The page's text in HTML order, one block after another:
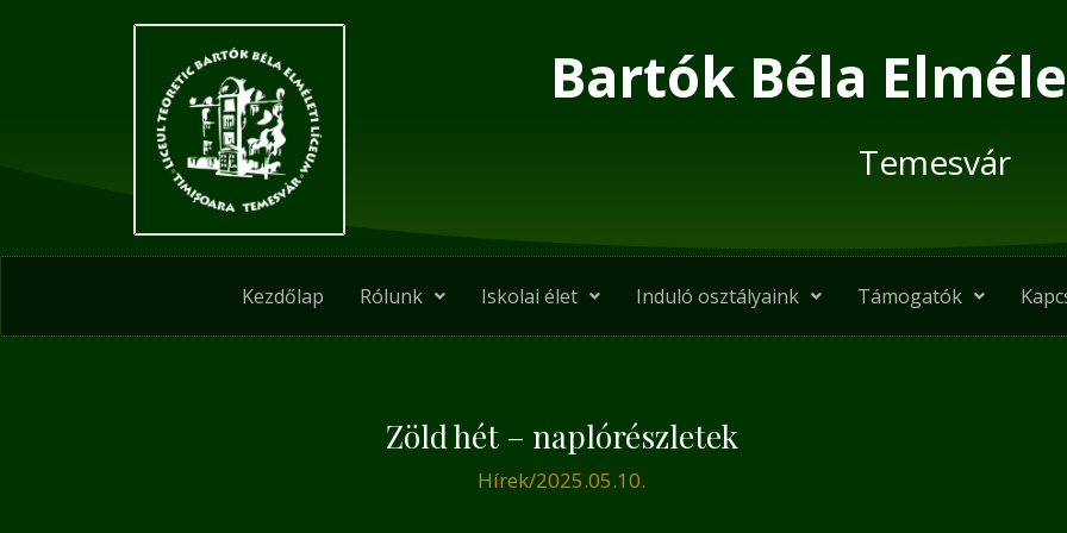
Bartók Béla
Temesvár
Kezdőlap Rólunk Iskolai élet Induló osztályaink Támogatók
Zöld hét – naplórészletek
Hírek/2025.05.10.